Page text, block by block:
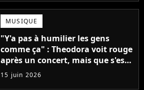
MUSIQUE
"Y'a pas à humilier les gens
comme ça" : Theodora voit rouge
après un concert, mais que s'est-
il passé ?
15 juin 2026